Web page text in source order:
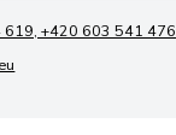
+420 603 541 476